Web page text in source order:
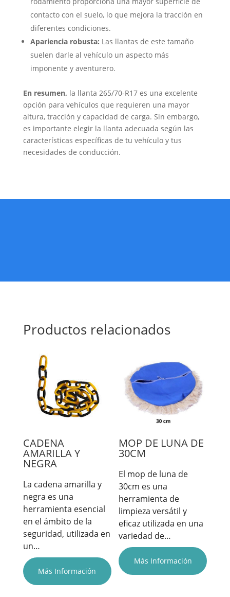
contacto con el suelo, lo que mejora la tracción en
diferentes condiciones.
Apariencia robusta: Las llantas de este tamaño
suelen darle al vehículo un aspecto más
imponente y aventurero.
En resumen, la llanta 265/70-R17 es una excelente
opción para vehículos que requieren una mayor
altura, tracción y capacidad de carga. Sin embargo,
es importante elegir la llanta adecuada según las
características específicas de tu vehículo y tus
necesidades de conducción.
Productos relacionados
CADENA
AMARILLA Y
NEGRA
La cadena amarilla y
negra es una
herramienta esencial
en el ámbito de la
seguridad, utilizada en
un…
Más Información
MOP DE LUNA DE
30CM
El mop de luna de
30cm es una
herramienta de
limpieza versátil y
eficaz utilizada en una
variedad de…
Más Información